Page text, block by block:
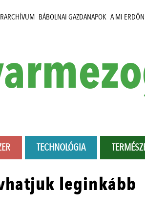
BÁBOLNAI GAZDANAPOK A MI
TECHNOLÓGIA
leginkább